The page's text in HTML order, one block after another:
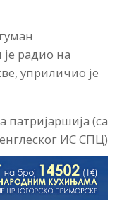
радио на
уприличио је
патријаршија (са
енглеског ИС СПЦ)